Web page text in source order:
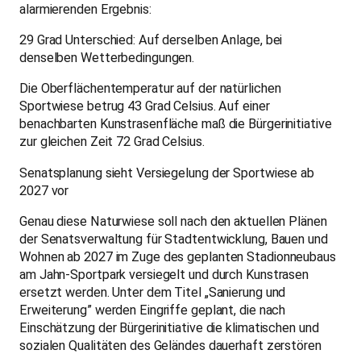
alarmierenden Ergebnis:
29 Grad Unterschied: Auf derselben Anlage, bei
denselben Wetterbedingungen.
Die Oberflächentemperatur auf der natürlichen
Sportwiese betrug 43 Grad Celsius. Auf einer
benachbarten Kunstrasenfläche maß die Bürgerinitiative
zur gleichen Zeit 72 Grad Celsius.
Senatsplanung sieht Versiegelung der Sportwiese ab
2027 vor
Genau diese Naturwiese soll nach den aktuellen Plänen
der Senatsverwaltung für Stadtentwicklung, Bauen und
Wohnen ab 2027 im Zuge des geplanten Stadionneubaus
am Jahn-Sportpark versiegelt und durch Kunstrasen
ersetzt werden. Unter dem Titel „Sanierung und
Erweiterung” werden Eingriffe geplant, die nach
Einschätzung der Bürgerinitiative die klimatischen und
sozialen Qualitäten des Geländes dauerhaft zerstören